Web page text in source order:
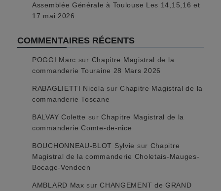
Assemblée Générale à Toulouse Les 14,15,16 et
17 mai 2026
COMMENTAIRES RÉCENTS
POGGI Marc sur Chapitre Magistral de la
commanderie Touraine 28 Mars 2026
RABAGLIETTI Nicola surChapitre Magistral de la
commanderie Toscane
BALVAY Colette surChapitre Magistral de la
commanderie Comte-de-nice
BOUCHONNEAU-BLOT Sylvie sur Chapitre
Magistral de la commanderie Choletais-Mauges-
Bocage-Vendeen
AMBLARD Max surCHANGEMENT de GRAND